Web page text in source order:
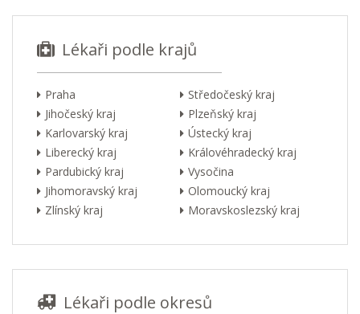
Lékaři podle krajů
Praha
Středočeský kraj
Jihočeský kraj
Plzeňský kraj
Karlovarský kraj
Ústecký kraj
Liberecký kraj
Královéhradecký kraj
Pardubický kraj
Vysočina
Jihomoravský kraj
Olomoucký kraj
Zlínský kraj
Moravskoslezský kraj
Lékaři podle okresů